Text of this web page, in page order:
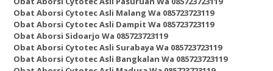
Obat Aborsi Cytotec Asli Malang Wa 085723723119
Obat Aborsi Cytotec Asli Dampit Wa 085723723119
Obat Aborsi Sidoarjo Wa 085723723119
Obat Aborsi Cytotec Asli Surabaya Wa 085723723119
Obat Aborsi Cytotec Asli Bangkalan Wa 085723723119